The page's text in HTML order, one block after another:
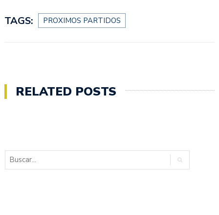
TAGS: PROXIMOS PARTIDOS
RELATED POSTS